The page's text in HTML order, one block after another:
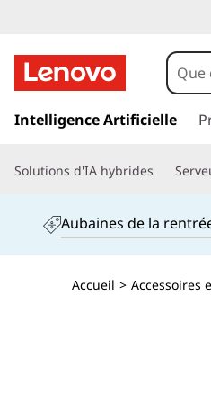
a
e
c
Intelligence Artificielle
Solutions d'IA hybrides
Aubaines de la
Accueil > Accessoires